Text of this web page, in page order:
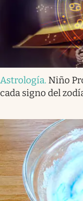
Astrología. Niño
cada signo del